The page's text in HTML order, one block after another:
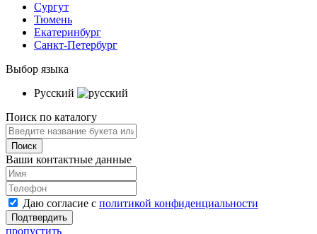
Сургут
Тюмень
Екатеринбург
Санкт-Петербург
Выбор языка
Русский
Поиск по каталогу
Ваши контактные данные
Даю согласие с политикой конфиденциальности
пропустить